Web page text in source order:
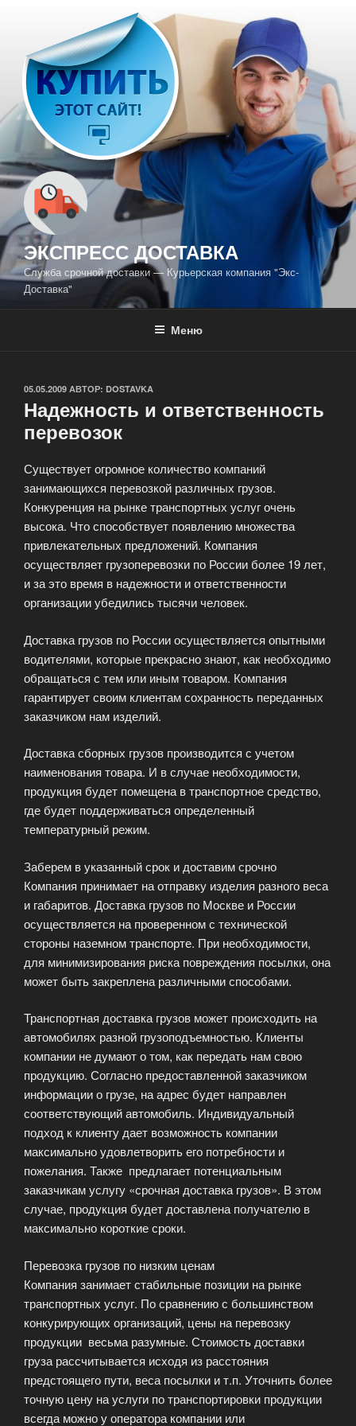
содержимому
ЭКСПРЕСС ДОСТАВКА
Служба срочной доставки — Курьерская компания "Экс-
Доставка"
Меню
ОПУБЛИКОВАНО
05.05.2009 АВТОР: DOSTAVKA
Надежность и ответственность
перевозок
Существует огромное количество компаний
занимающихся перевозкой различных грузов.
Конкуренция на рынке транспортных услуг очень
высока. Что способствует появлению множества
привлекательных предложений. Компания
осуществляет грузоперевозки по России более 19 лет,
и за это время в надежности и ответственности
организации убедились тысячи человек.
Доставка грузов по России осуществляется опытными
водителями, которые прекрасно знают, как необходимо
обращаться с тем или иным товаром. Компания
гарантирует своим клиентам сохранность переданных
заказчиком нам изделий.
Доставка сборных грузов производится с учетом
наименования товара. И в случае необходимости,
продукция будет помещена в транспортное средство,
где будет поддерживаться определенный
температурный режим.
Заберем в указанный срок и доставим срочно
Компания принимает на отправку изделия разного веса
и габаритов. Доставка грузов по Москве и России
осуществляется на проверенном с технической
стороны наземном транспорте. При необходимости,
для минимизирования риска повреждения посылки, она
может быть закреплена различными способами.
Транспортная доставка грузов может происходить на
автомобилях разной грузоподъемностью. Клиенты
компании не думают о том, как передать нам свою
продукцию. Согласно предоставленной заказчиком
информации о грузе, на адрес будет направлен
соответствующий автомобиль. Индивидуальный
подход к клиенту дает возможность компании
максимально удовлетворить его потребности и
пожелания. Также предлагает потенциальным
заказчикам услугу «срочная доставка грузов». В этом
случае, продукция будет доставлена получателю в
максимально короткие сроки.
Перевозка грузов по низким ценам
Компания занимает стабильные позиции на рынке
транспортных услуг. По сравнению с большинством
конкурирующих организаций, цены на перевозку
продукции весьма разумные. Стоимость доставки
груза рассчитывается исходя из расстояния
предстоящего пути, веса посылки и т.п. Уточнить более
точную цену на услуги по транспортировки продукции
всегда можно у оператора компании или